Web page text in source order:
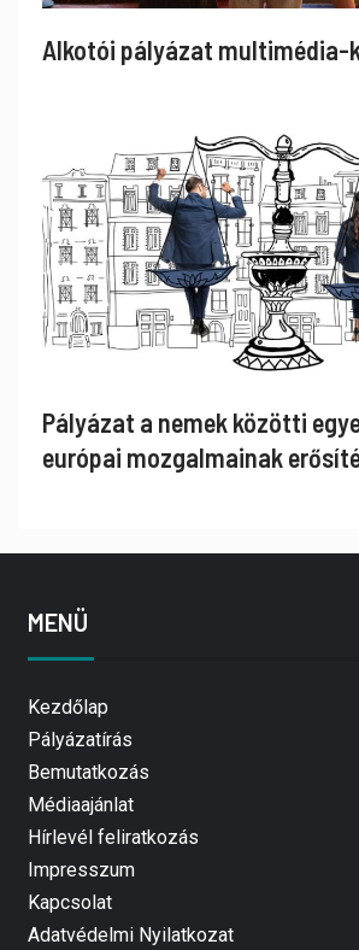
Alkotói pályázat multimédia-
Pályázat a nemek közötti
európai mozgalmainak
MENÜ
Kezdőlap
Pályázatírás
Bemutatkozás
Médiaajánlat
Hírlevél feliratkozás
Impresszum
Kapcsolat
Adatvédelmi Nyilatkozat